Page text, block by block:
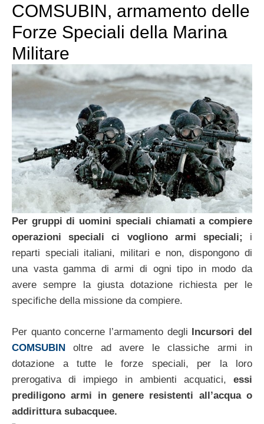
COMSUBIN, armamento delle
Forze Speciali della Marina
Militare
Per gruppi di uomini speciali chiamati a compiere
operazioni speciali ci vogliono armi speciali; i
reparti speciali italiani, militari e non, dispongono di
una vasta gamma di armi di ogni tipo in modo da
avere sempre la giusta dotazione richiesta per le
specifiche della missione da compiere.
Per quanto concerne l’armamento degli Incursori del
COMSUBIN oltre ad avere le classiche armi in
dotazione a tutte le forze speciali, per la loro
prerogativa di impiego in ambienti acquatici, essi
prediligono armi in genere resistenti all’acqua o
addirittura subacquee.